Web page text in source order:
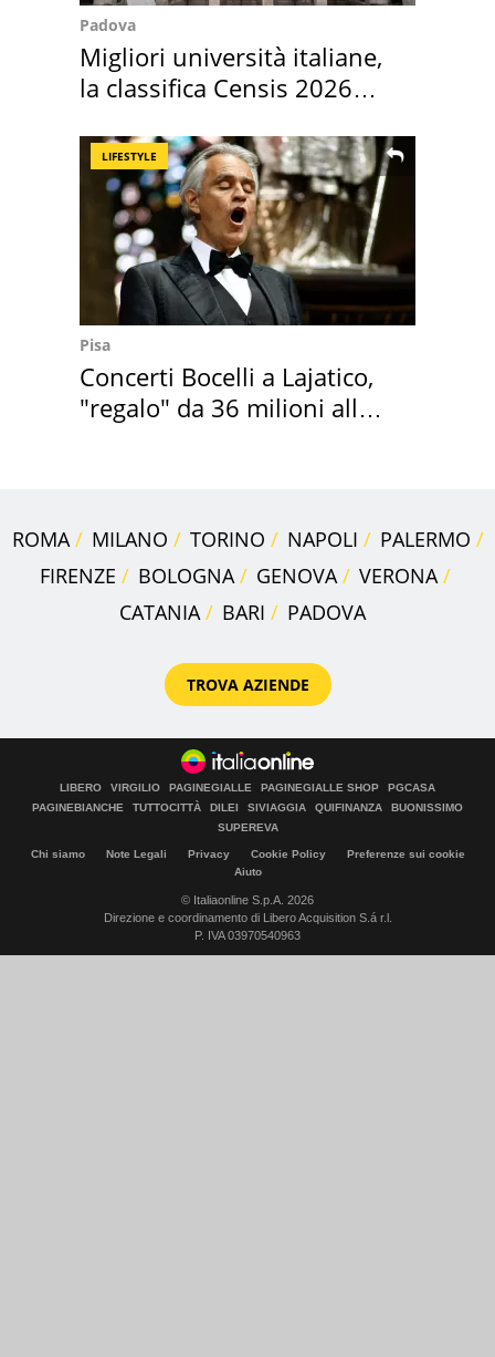
Padova
Migliori università italiane,
la classifica Censis 2026
LIFESTYLE
Pisa
Concerti Bocelli a Lajatico,
"regalo" da 36 milioni alla
ROMA MILANO TORINO NAPOLI
PALERMO
FIRENZE
BOLOGNA GENOVA
VERONA
CATANIA
BARI PADOVA
TROVA AZIENDE
LIBERO VIRGILIO PAGINEGIALLE PAGINEGIALLE SHOP
PGCASA
PAGINEBIANCHE
TUTTOCITTÀ DILEI SIVIAGGIA QUIFINANZA
BUONISSIMO
SUPEREVA
Chi siamo Note Legali Privacy Cookie Policy
Preferenze sui cookie
Aiuto
© Italiaonline S.p.A. 2026
Direzione e coordinamento di Libero Acquisition S.á r.l.
P. IVA 03970540963